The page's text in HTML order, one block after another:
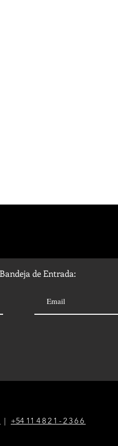
de Entrada:
| +54 1 1 4821-2366